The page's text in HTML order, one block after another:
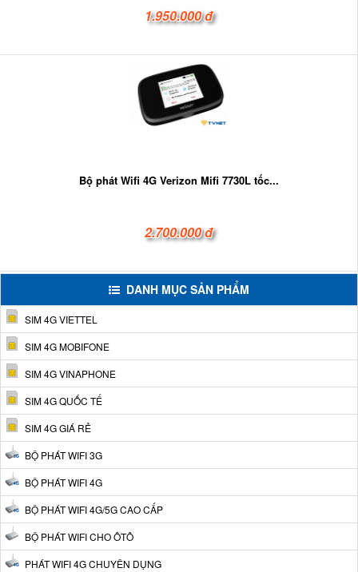
1.950.000 đ
Bộ phát Wifi 4G Verizon Mifi 7730L tốc...
2.700.000 đ
DANH MỤC SẢN PHẨM
SIM 4G VIETTEL
SIM 4G MOBIFONE
SIM 4G VINAPHONE
SIM 4G QUỐC TẾ
SIM 4G GIÁ RẺ
BỘ PHÁT WIFI 3G
BỘ PHÁT WIFI 4G
BỘ PHÁT WIFI 4G/5G CAO CẤP
BỘ PHÁT WIFI CHO ÔTÔ
PHÁT WIFI 4G CHUYÊN DỤNG